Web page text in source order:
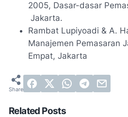
2005, Dasar-dasar
Jakarta.
Rambat Lupiyoadi & A.
Manajemen Pemasaran
Empat, Jakarta
Related Posts